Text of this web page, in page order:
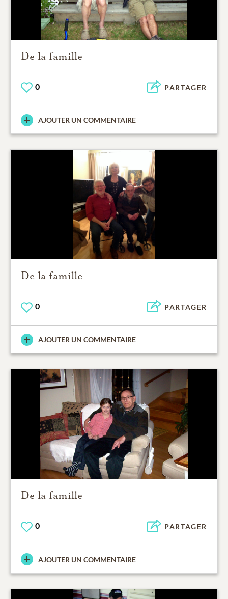
De la famille
0 PARTAGER
AJOUTER UN COMMENTAIRE
De la famille
0 PARTAGER
AJOUTER UN COMMENTAIRE
De la famille
0 PARTAGER
AJOUTER UN COMMENTAIRE